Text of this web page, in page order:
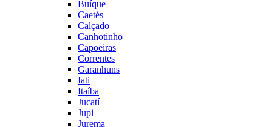
Buíque
Caetés
Calçado
Canhotinho
Capoeiras
Correntes
Garanhuns
Iati
Itaíba
Jucatí
Jupi
Jurema